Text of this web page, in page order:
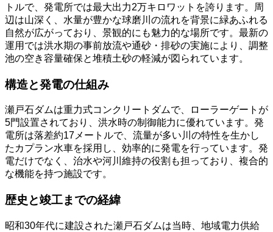
トルで、発電所では最大出力2万キロワットを誇ります。周
辺は山深く、水量が豊かな球磨川の流れを背景に緑あふれる
自然が広がっており、景観的にも魅力的な場所です。最新の
運用では洪水期の事前放流や通砂・排砂の実施により、調整
池の空き容量確保と堆積土砂の軽減が図られています。
構造と発電の仕組み
瀬戸石ダムは重力式コンクリートダムで、ローラーゲートが
5門設置されており、洪水時の制御能力に優れています。発
電所は落差約17メートルで、流量が多い川の特性を生かし
たカプラン水車を採用し、効率的に発電を行っています。発
電だけでなく、治水や河川維持の役割も担っており、複合的
な機能を持つ施設です。
歴史と竣工までの経緯
昭和30年代に建設された瀬戸石ダムは当時、地域電力供給